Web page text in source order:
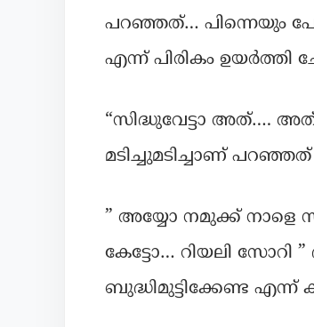
പറഞ്ഞത്… പിന്നെയും
എന്ന് പിരികം ഉയർത്തി
“സിദ്ധുവേട്ടാ അത്….
മടിച്ചുമടിച്ചാണ് പറഞ്ഞത്
” അയ്യോ നമുക്ക് നാളെ
കേട്ടോ… റിയലി സോറി
ബുദ്ധിമുട്ടിക്കേണ്ട എന്ന്